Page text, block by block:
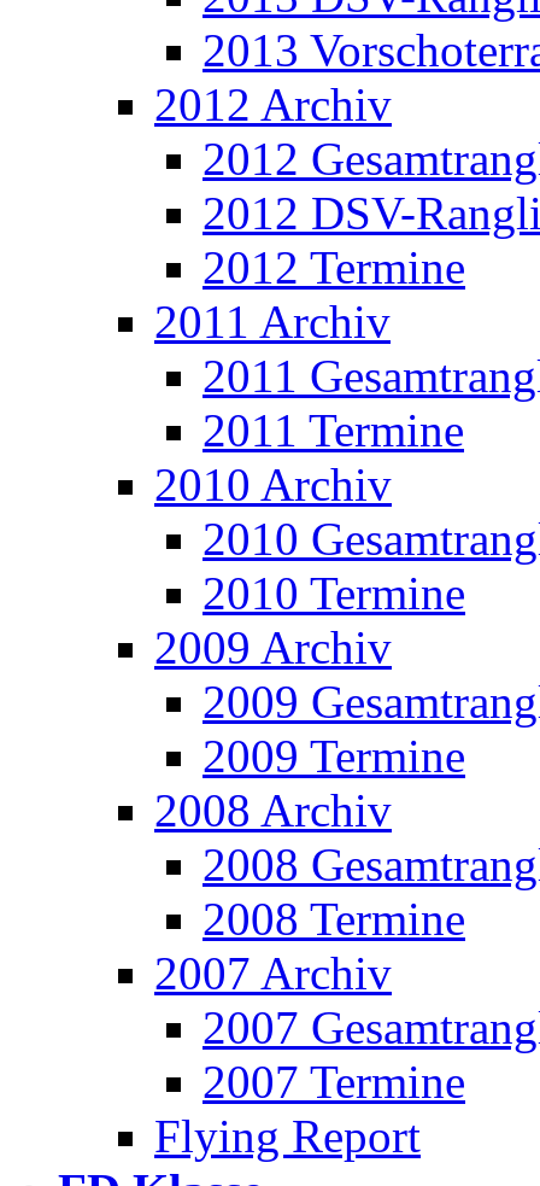
2013
2012 Archiv
2012
2012 DSV-
2012 Termine
2011 Archiv
2011
2011 Termine
2010 Archiv
2010
2010 Termine
2009 Archiv
2009
2009 Termine
2008 Archiv
2008
2008 Termine
2007 Archiv
2007
2007 Termine
Flying Report